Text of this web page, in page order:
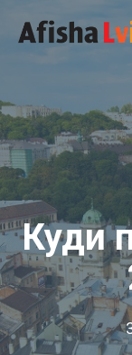
до
Куди